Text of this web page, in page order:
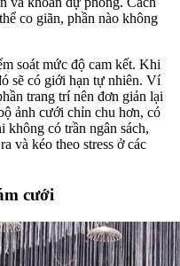
co giãn, phần nào không
soát mức độ cam kết. Khi
sẽ có giới hạn tự nhiên. Ví
trang trí nên đơn giản lại
ảnh cưới chỉn chu hơn, có
không có trần ngân sách,
và kéo theo stress ở các
cưới